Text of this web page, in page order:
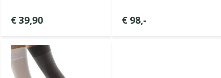
€ 39,90 € 98,-